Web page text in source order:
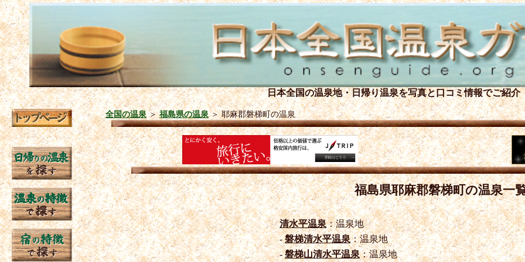
日本全国の温泉地・日帰り温泉を写真と口コミ情報でご紹介
全国の温泉＞福島県の温泉＞耶麻郡磐梯町の温泉
福島県耶麻郡磐梯町の温泉一
清水平温泉：温泉地
-磐梯清水平温泉：温泉地
-磐梯山清水平温泉：温泉地